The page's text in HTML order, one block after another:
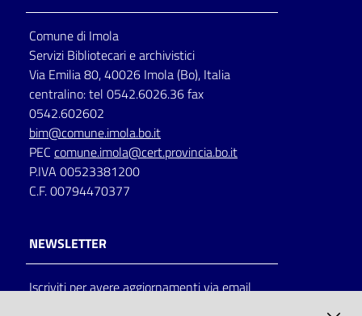
Comune di Imola
Servizi Bibliotecari e archivistici
Via Emilia 80, 40026 Imola (Bo), Italia
centralino: tel 0542.6026.36 fax
0542.602602
bim@comune.imola.bo.it
PEC comune.imola@cert.provincia.bo.it
P.IVA 00523381200
C.F. 00794470377
NEWSLETTER
Iscriviti per avere aggiornamenti via email